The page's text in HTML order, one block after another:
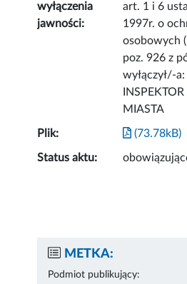
wyłączenia
jawności:
art. 1 i 6
1997r. o
osobowych
poz. 926 z
wyłączył/-
MIASTA
Plik: (73.78kB)
Status aktu:
METKA:
Podmiot publikujący: